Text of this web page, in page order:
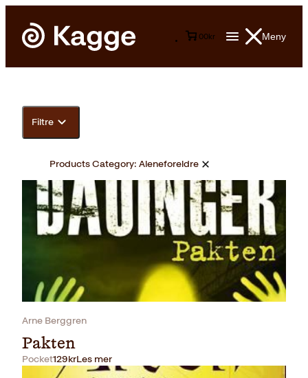
Meny
00kr
Filtre
Products Category: Aleneforeldre
Arne Berggren
Pakten
Pocket129krLes mer